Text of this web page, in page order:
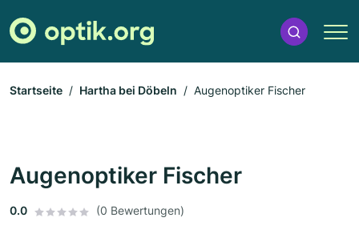
Startseite Hartha bei Döbeln Augenoptiker Fischer
Augenoptiker Fischer
0.0 (0 Bewertungen)